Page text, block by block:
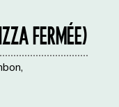
FERMÉE)